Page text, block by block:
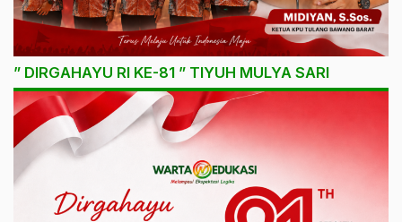
” DIRGAHAYU RI KE-81 ” TIYUH MULYA SARI